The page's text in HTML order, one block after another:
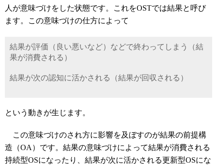
人が意味づけをした状態です。これをOSTでは結果と呼び
ます。この意味づけの仕方によって
結果が評価（良い悪いなど）などで終わってしまう（結
果が消費される）
結果が次の認知に活かされる（結果が回収される）
という動きが生じます。
この意味づけのされ方に影響を及ぼすのが結果の前提構
造（OA）です。結果の意味づけによって結果が消費される
持続型OSになったり、結果が次に活かされる更新型OSにな